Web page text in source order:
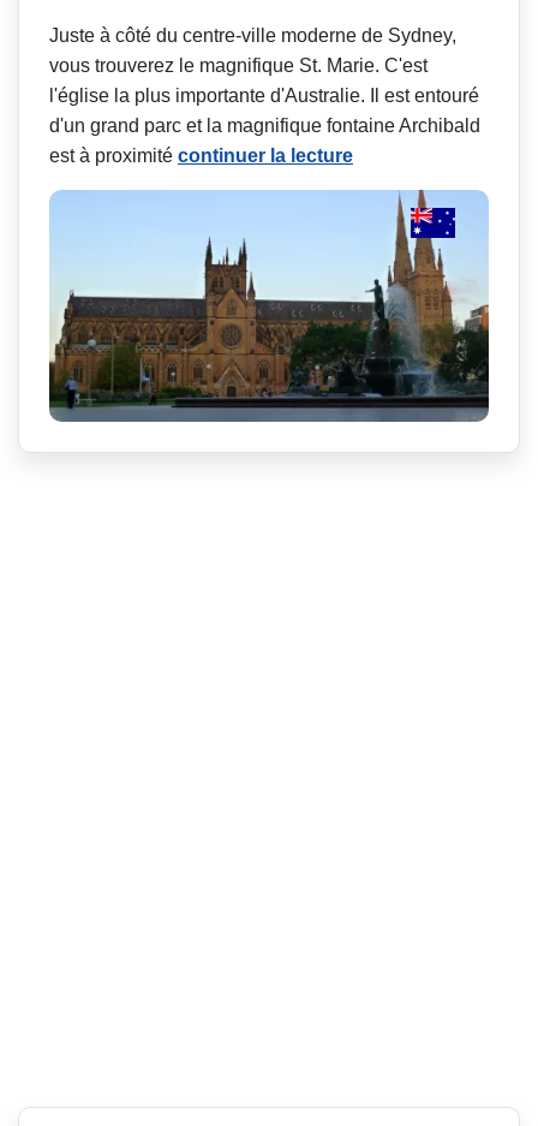
Juste à côté du centre-ville moderne de Sydney,
vous trouverez le magnifique St. Marie. C'est
l'église la plus importante d'Australie. Il est entouré
d'un grand parc et la magnifique fontaine Archibald
est à proximité continuer la lecture